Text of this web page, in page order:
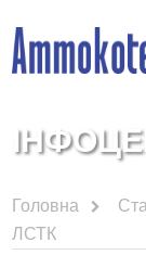
Головна
ЛСТК